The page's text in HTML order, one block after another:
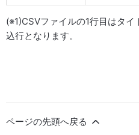
(※1)CSVファイルの1行目はタ
込行となります。
ページの先頭へ戻る